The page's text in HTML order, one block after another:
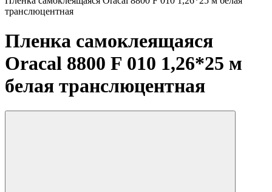
транслюцентная
Пленка самоклеящаяся
Oracal 8800 F 010 1,26*25 м
белая транслюцентная